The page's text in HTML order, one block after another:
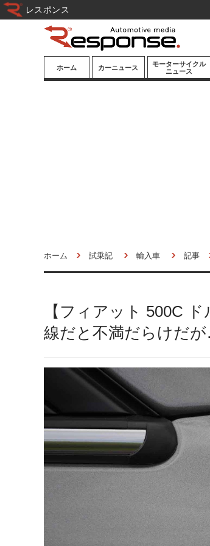
ホーム カーニュース
モーターサイクル
ニュース
ホーム 試乗記 輸入車 記事
【フィアット 500C
線だと不満だらけだ
レスポンス